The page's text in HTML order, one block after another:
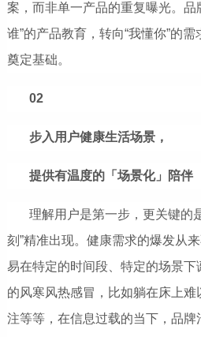
案，而非单一产品的重复曝光。品
谁”的产品教育，转向“我懂你”的
奠定基础。
02
步入用户健康生活场景，
提供有温度的「场景化」陪伴
理解用户是第一步，更关键的
刻”精准出现。健康需求的爆发从
易在特定的时间段、特定的场景
的风寒风热感冒，比如躺在床上
注等等，在信息过载的当下，品牌